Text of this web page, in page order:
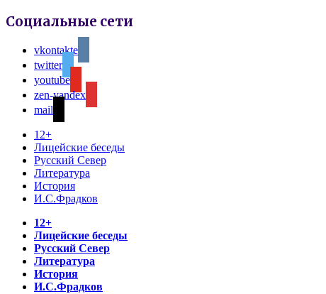
Социальные сети
vkontakte
twitter
youtube
zen-yandex
mail
12+
Лицейские беседы
Русский Север
Литература
История
И.С.Фрадков
12+
Лицейские беседы
Русский Север
Литература
История
И.С.Фрадков